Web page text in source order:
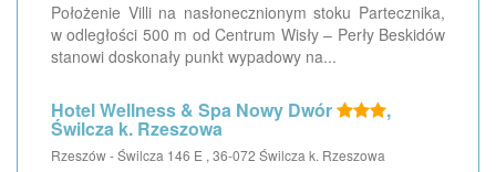
Położenie Villi na nasłonecznionym stoku Partecznika,
w odległości 500 m od Centrum Wisły – Perły Beskidów
stanowi doskonały punkt wypadowy na...
Hotel Wellness & Spa Nowy Dwór ,
Świlcza k. Rzeszowa
Rzeszów - Świlcza 146 E , 36-072 Świlcza k. Rzeszowa